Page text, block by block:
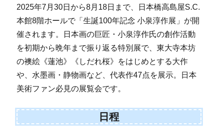
2025年7月30日から8月18日まで、日本橋高島屋S.C.
本館8階ホールで「生誕100年記念 小泉淳作展」が開
催されます。日本画の巨匠・小泉淳作氏の創作活動
を初期から晩年まで振り返る特別展で、東大寺本坊
の襖絵《蓮池》《しだれ桜》をはじめとする大作
や、水墨画・静物画など、代表作47点を展示。日本
美術ファン必見の展覧会です。
日程